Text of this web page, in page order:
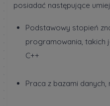
posiadać następujące
Podstawowy stopień
programowania, takich
C++
Praca z bazami danych,